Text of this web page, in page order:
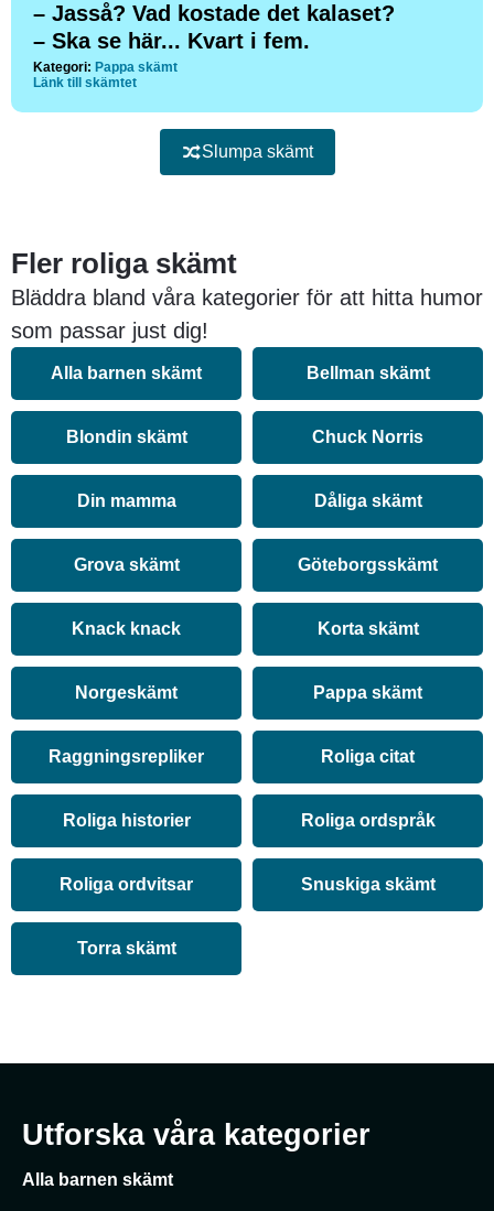
– Jasså? Vad kostade det kalaset?
– Ska se här... Kvart i fem.
Kategori: Pappa skämt
Länk till skämtet
Slumpa skämt
Fler roliga skämt
Bläddra bland våra kategorier för att hitta humor
som passar just dig!
Alla barnen skämt Bellman skämt
Blondin skämt Chuck Norris
Din mamma Dåliga skämt
Grova skämt Göteborgsskämt
Knack knack Korta skämt
Norgeskämt Pappa skämt
Raggningsrepliker Roliga citat
Roliga historier Roliga ordspråk
Roliga ordvitsar Snuskiga skämt
Torra skämt
Utforska våra kategorier
Alla barnen skämt